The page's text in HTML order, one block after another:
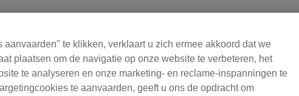
Requirements
aanvaarden" te klikken, verklaart u zich ermee akkoord dat we
plaatsen om de navigatie op onze website te verbeteren, het
te analyseren en onze marketing- en reclame-inspanningen te
te aanvaarden, geeft u ons de opdracht om